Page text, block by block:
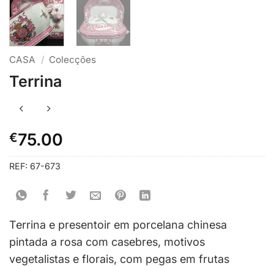
CASA / Colecções
Terrina
€75.00
REF: 67-673
Terrina e presentoir em porcelana chinesa
pintada a rosa com casebres, motivos
vegetalistas e florais, com pegas em frutas